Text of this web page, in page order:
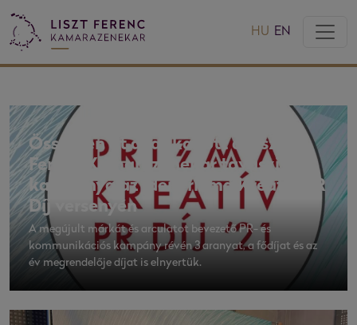
HU EN
Összesen öt díjat kapott a Liszt
Ferenc Kamarazenekar tavaszi
kampánya az idei Prizma Kreatív PR
Díj versenyén
A megújult márkát és arculatot bevezető PR- és
kommunikációs kampány révén 3 aranyat, a fődíjat és az
év megrendelője díjat is elnyertük.